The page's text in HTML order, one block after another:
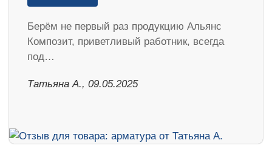
Берём не первый раз продукцию Альянс
Композит, приветливый работник, всегда
под…
Татьяна А., 09.05.2025